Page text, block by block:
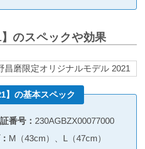
】のスペックや効果
】の基本スペック
番号：230AGBZX00077000
M（43cm）、L（47cm）